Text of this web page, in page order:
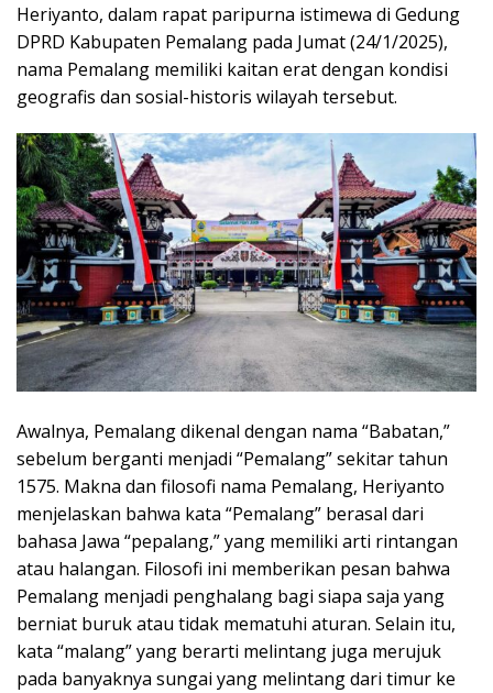
Heriyanto, dalam rapat paripurna istimewa di Gedung
DPRD Kabupaten Pemalang pada Jumat (24/1/2025),
nama Pemalang memiliki kaitan erat dengan kondisi
geografis dan sosial-historis wilayah tersebut.
Awalnya, Pemalang dikenal dengan nama “Babatan,”
sebelum berganti menjadi “Pemalang” sekitar tahun
1575. Makna dan filosofi nama Pemalang, Heriyanto
menjelaskan bahwa kata “Pemalang” berasal dari
bahasa Jawa “pepalang,” yang memiliki arti rintangan
atau halangan. Filosofi ini memberikan pesan bahwa
Pemalang menjadi penghalang bagi siapa saja yang
berniat buruk atau tidak mematuhi aturan. Selain itu,
kata “malang” yang berarti melintang juga merujuk
pada banyaknya sungai yang melintang dari timur ke